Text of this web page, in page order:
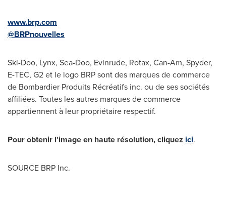
www.brp.com
@BRPnouvelles
Ski-Doo, Lynx, Sea-Doo, Evinrude, Rotax, Can-Am, Spyder,
E-TEC, G2 et le logo BRP sont des marques de commerce
de Bombardier Produits Récréatifs inc. ou de ses sociétés
affiliées. Toutes les autres marques de commerce
appartiennent à leur propriétaire respectif.
Pour obtenir l'image en haute résolution, cliquez ici.
SOURCE BRP Inc.